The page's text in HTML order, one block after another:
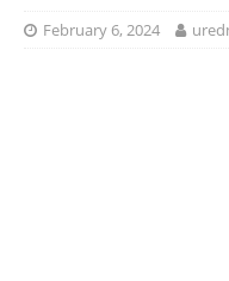
February 6, 2024